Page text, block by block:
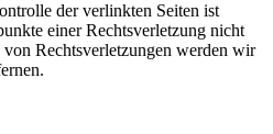
der verlinkten Seiten ist
einer Rechtsverletzung nicht
Rechtsverletzungen werden wir